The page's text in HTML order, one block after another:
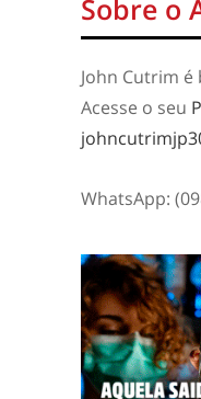
Sobre o
John Cutrim é
Acesse o seu
WhatsApp: